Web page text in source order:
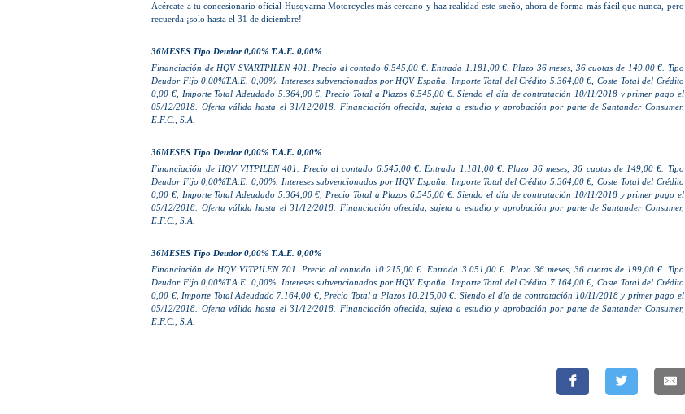
Acércate a tu concesionario oficial Husqvarna Motorcycles más cercano y haz realidad este sueño, ahora de forma más fácil que nunca, pero
recuerda ¡solo hasta el 31 de diciembre!
36MESES Tipo Deudor 0,00% T.A.E. 0,00%
Financiación de HQV SVARTPILEN 401. Precio al contado 6.545,00 €. Entrada 1.181,00 €. Plazo 36 meses, 36 cuotas de 149,00 €. Tipo
Deudor Fijo 0,00%T.A.E. 0,00%. Intereses subvencionados por HQV España. Importe Total del Crédito 5.364,00 €, Coste Total del Crédito
0,00 €, Importe Total Adeudado 5.364,00 €, Precio Total a Plazos 6.545,00 €. Siendo el día de contratación 10/11/2018 y primer pago el
05/12/2018. Oferta válida hasta el 31/12/2018. Financiación ofrecida, sujeta a estudio y aprobación por parte de Santander Consumer,
E.F.C., S.A.
36MESES Tipo Deudor 0,00% T.A.E. 0,00%
Financiación de HQV VITPILEN 401. Precio al contado 6.545,00 €. Entrada 1.181,00 €. Plazo 36 meses, 36 cuotas de 149,00 €. Tipo
Deudor Fijo 0,00%T.A.E. 0,00%. Intereses subvencionados por HQV España. Importe Total del Crédito 5.364,00 €, Coste Total del Crédito
0,00 €, Importe Total Adeudado 5.364,00 €, Precio Total a Plazos 6.545,00 €. Siendo el día de contratación 10/11/2018 y primer pago el
05/12/2018. Oferta válida hasta el 31/12/2018. Financiación ofrecida, sujeta a estudio y aprobación por parte de Santander Consumer,
E.F.C., S.A.
36MESES Tipo Deudor 0,00% T.A.E. 0,00%
Financiación de HQV VITPILEN 701. Precio al contado 10.215,00 €. Entrada 3.051,00 €. Plazo 36 meses, 36 cuotas de 199,00 €. Tipo
Deudor Fijo 0,00%T.A.E. 0,00%. Intereses subvencionados por HQV España. Importe Total del Crédito 7.164,00 €, Coste Total del Crédito
0,00 €, Importe Total Adeudado 7.164,00 €, Precio Total a Plazos 10.215,00 €. Siendo el día de contratación 10/11/2018 y primer pago el
05/12/2018. Oferta válida hasta el 31/12/2018. Financiación ofrecida, sujeta a estudio y aprobación por parte de Santander Consumer,
E.F.C., S.A.